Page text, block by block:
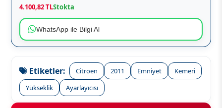
4.100,82 TLStokta
WhatsApp ile Bilgi Al
Etiketler: Citroen 2011 Emniyet
Kemeri
Yükseklik
Ayarlayıcısı